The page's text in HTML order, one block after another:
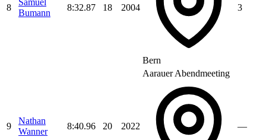
8
Samuel
Bumann
8:32.87 18 2004
Bern
3
9
Nathan
Wanner
8:40.96 20 2022
Aarauer Abendmeeting
—